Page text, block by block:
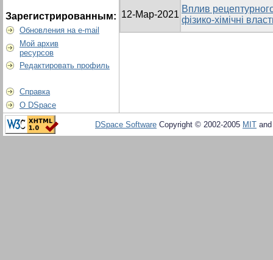
Зарегистрированным:
Обновления на e-mail
Мой архив
ресурсов
Редактировать профиль
Справка
О DSpace
12-Мар-2021
Вплив
фізико-хімічні
DSpace Software Copyright © 2002-2005 MIT